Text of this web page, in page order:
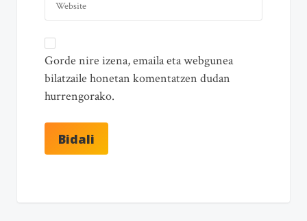
Gorde nire izena, emaila eta webgunea
bilatzaile honetan komentatzen dudan
hurrengorako.